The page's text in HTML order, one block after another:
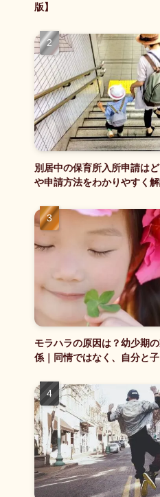
版】
別居中の保育所入所申請は
や申請方法をわかりやすく解
モラハラの原因は？幼少期
係｜同情ではなく、自分と